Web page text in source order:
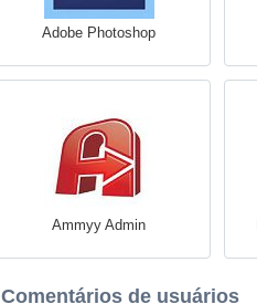
Adobe Photoshop
Ammyy Admin
Comentários de usuários